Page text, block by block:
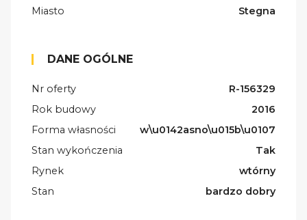
Miasto Stegna
DANE OGÓLNE
Nr oferty
R-156329
Rok budowy
2016
Forma własności
w\u0142asno\u015b\u0107
Stan wykończenia
Tak
Rynek
wtórny
Stan
bardzo dobry